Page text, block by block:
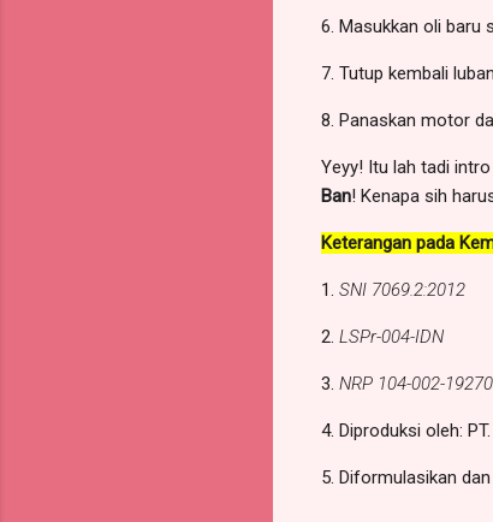
6. Masukkan oli baru
7. Tutup kembali
8. Panaskan motor
Yeyy! Itu lah tadi
Ban! Kenapa sih
Keterangan pada
1. SNI 7069.2:2012
2. LSPr-004-IDN
3. NRP 104-002-
4. Diproduksi oleh:
5. Diformulasikan